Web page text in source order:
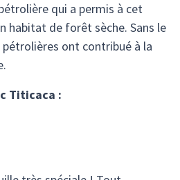
qui a permis à cet
habitat de forêt sèche. Sans le
ont contribué à la
Titicaca :